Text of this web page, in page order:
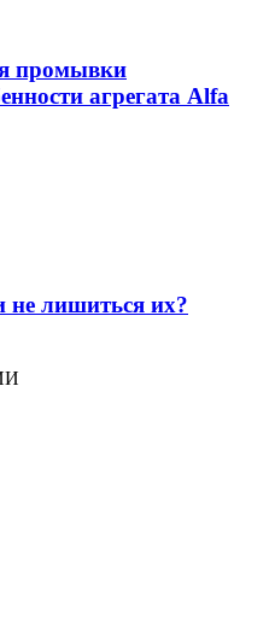
промывки
агрегата Alfa
не лишиться их?